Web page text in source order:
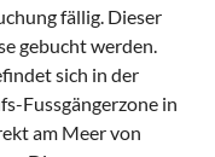
fällig. Dieser
gebucht werden.
sich in der
Fussgängerzone in
am Meer von